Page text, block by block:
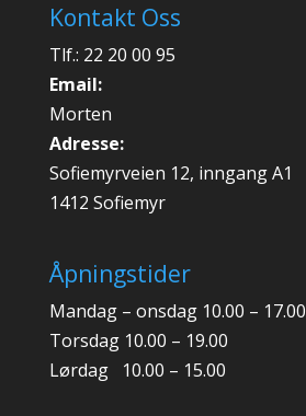
Kontakt Oss
Tlf.: 22 20 00 95
Email:
Morten
Adresse:
Sofiemyrveien 12, inngang A1
1412 Sofiemyr
Åpningstider
Mandag – onsdag 10.00 – 17.00
Torsdag 10.00 – 19.00
Lørdag 10.00 – 15.00